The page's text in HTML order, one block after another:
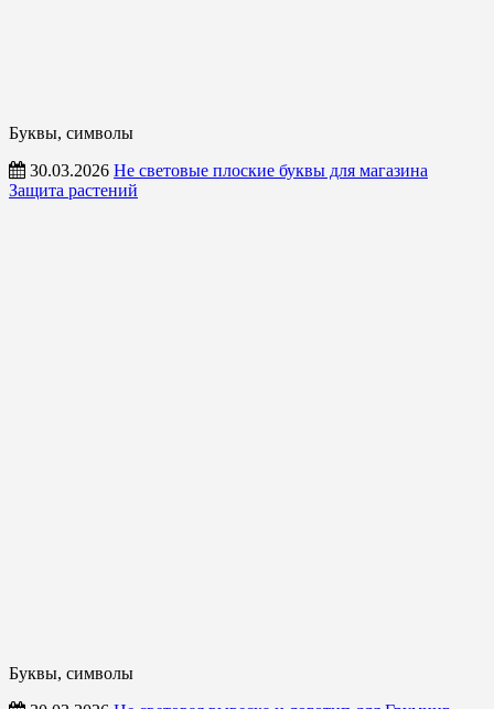
Буквы, символы
30.03.2026 Не световые плоские буквы для магазина
Защита растений
Буквы, символы